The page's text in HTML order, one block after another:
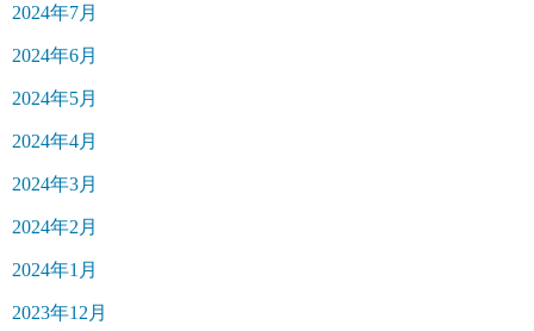
2024年7月
2024年6月
2024年5月
2024年4月
2024年3月
2024年2月
2024年1月
2023年12月